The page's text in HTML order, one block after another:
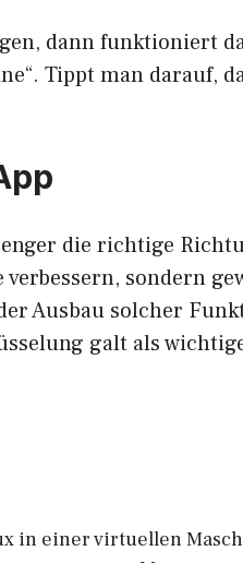
dann funktioniert
Tippt man darauf,
die richtige
sondern
Ausbau solcher
galt als
in einer virtuellen